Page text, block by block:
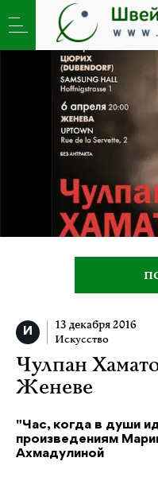
Искусство» Чулпан
13 декабря 2016
Искусство
Чулпан
Женеве
"Час, когда в души
произведениям
Ахмадулиной